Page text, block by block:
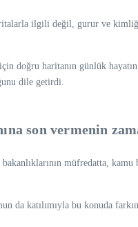
ilgili değil, gurur ve
doğru haritanın günlük
dile getirdi.
son vermenin
müfredatta,
da katılımıyla bu konuda